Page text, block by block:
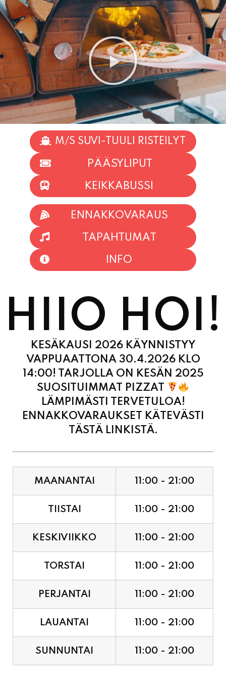
M/S SUVI-TUULI RISTEILYT
PÄÄSYLIPUT
KEIKKABUSSI
TAPAHTUMAT
INFO
HIIO HOI!
KESÄKAUSI 2026 KÄYNNISTYY
VAPPUAATTONA 30.4.2026 KLO
14:00! TARJOLLA ON KESÄN 2025
SUOSITUIMMAT PIZZAT
LÄMPIMÄSTI TERVETULOA!
ENNAKKOVARAUKSET KÄTEVÄSTI
TÄSTÄ LINKISTÄ.
TIISTAI 11:00 - 21:00
KESKIVIIKKO 11:00 - 21:00
TORSTAI 11:00 - 21:00
PERJANTAI 11:00 - 21:00
LAUANTAI 11:00 - 21:00
SUNNUNTAI 11:00 - 21:00